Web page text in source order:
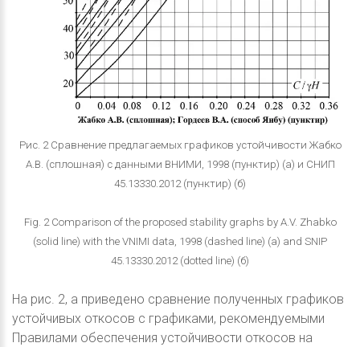
Рис. 2 Сравнение предлагаемых графиков устойчивости Жабко
А.В. (сплошная) с данными ВНИМИ, 1998 (пунктир) (а) и СНИП
45.13330.2012 (пунктир) (б)
Fig. 2 Comparison of the proposed stability graphs by A.V. Zhabko
(solid line) with the VNIMI data, 1998 (dashed line) (а) and SNIP
45.13330.2012 (dotted line) (б)
На рис. 2, а приведено сравнение полученных графиков
устойчивых откосов с графиками, рекомендуемыми
Правилами обеспечения устойчивости откосов на